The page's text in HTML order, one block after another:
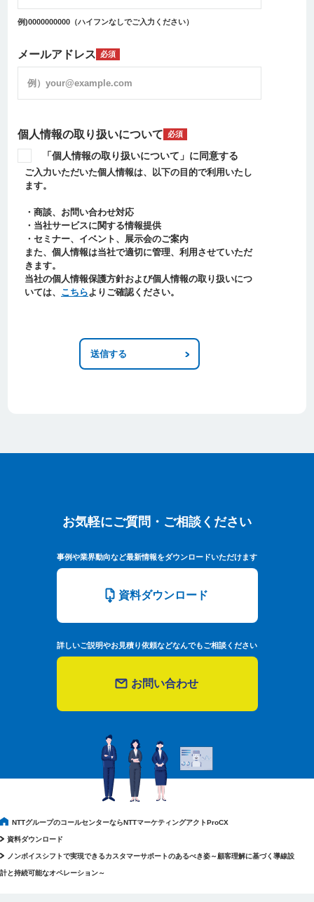
例)0000000000（ハイフンなしでご入力ください）
メールアドレス 必須
個人情報の取り扱いについて 必須
「個人情報の取り扱いについて」に同意する
ご入力いただいた個人情報は、以下の目的で利用いたし
ます。
・商談、お問い合わせ対応
・当社サービスに関する情報提供
・セミナー、イベント、展示会のご案内
また、個人情報は当社で適切に管理、利用させていただ
きます。
当社の個人情報保護方針および個人情報の取り扱いにつ
いては、 こちら よりご確認ください。
お気軽にご質問・ご相談ください
お気軽にご質問・ご相談ください
事例や業界動向など最新情報をダウンロードいただけます
資料ダウンロード
詳しいご説明やお見積り依頼などなんでもご相談ください
お問い合わせ
NTTグループのコールセンターならNTTマーケティングアクトProCX
資料ダウンロード
ノンボイスシフトで実現できるカスタマーサポートのあるべき姿～顧客理解に基づく導線設
計と持続可能なオペレーション～